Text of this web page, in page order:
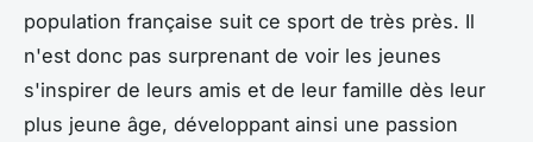
population française suit ce sport de très près. Il
n'est donc pas surprenant de voir les jeunes
s'inspirer de leurs amis et de leur famille dès leur
plus jeune âge, développant ainsi une passion